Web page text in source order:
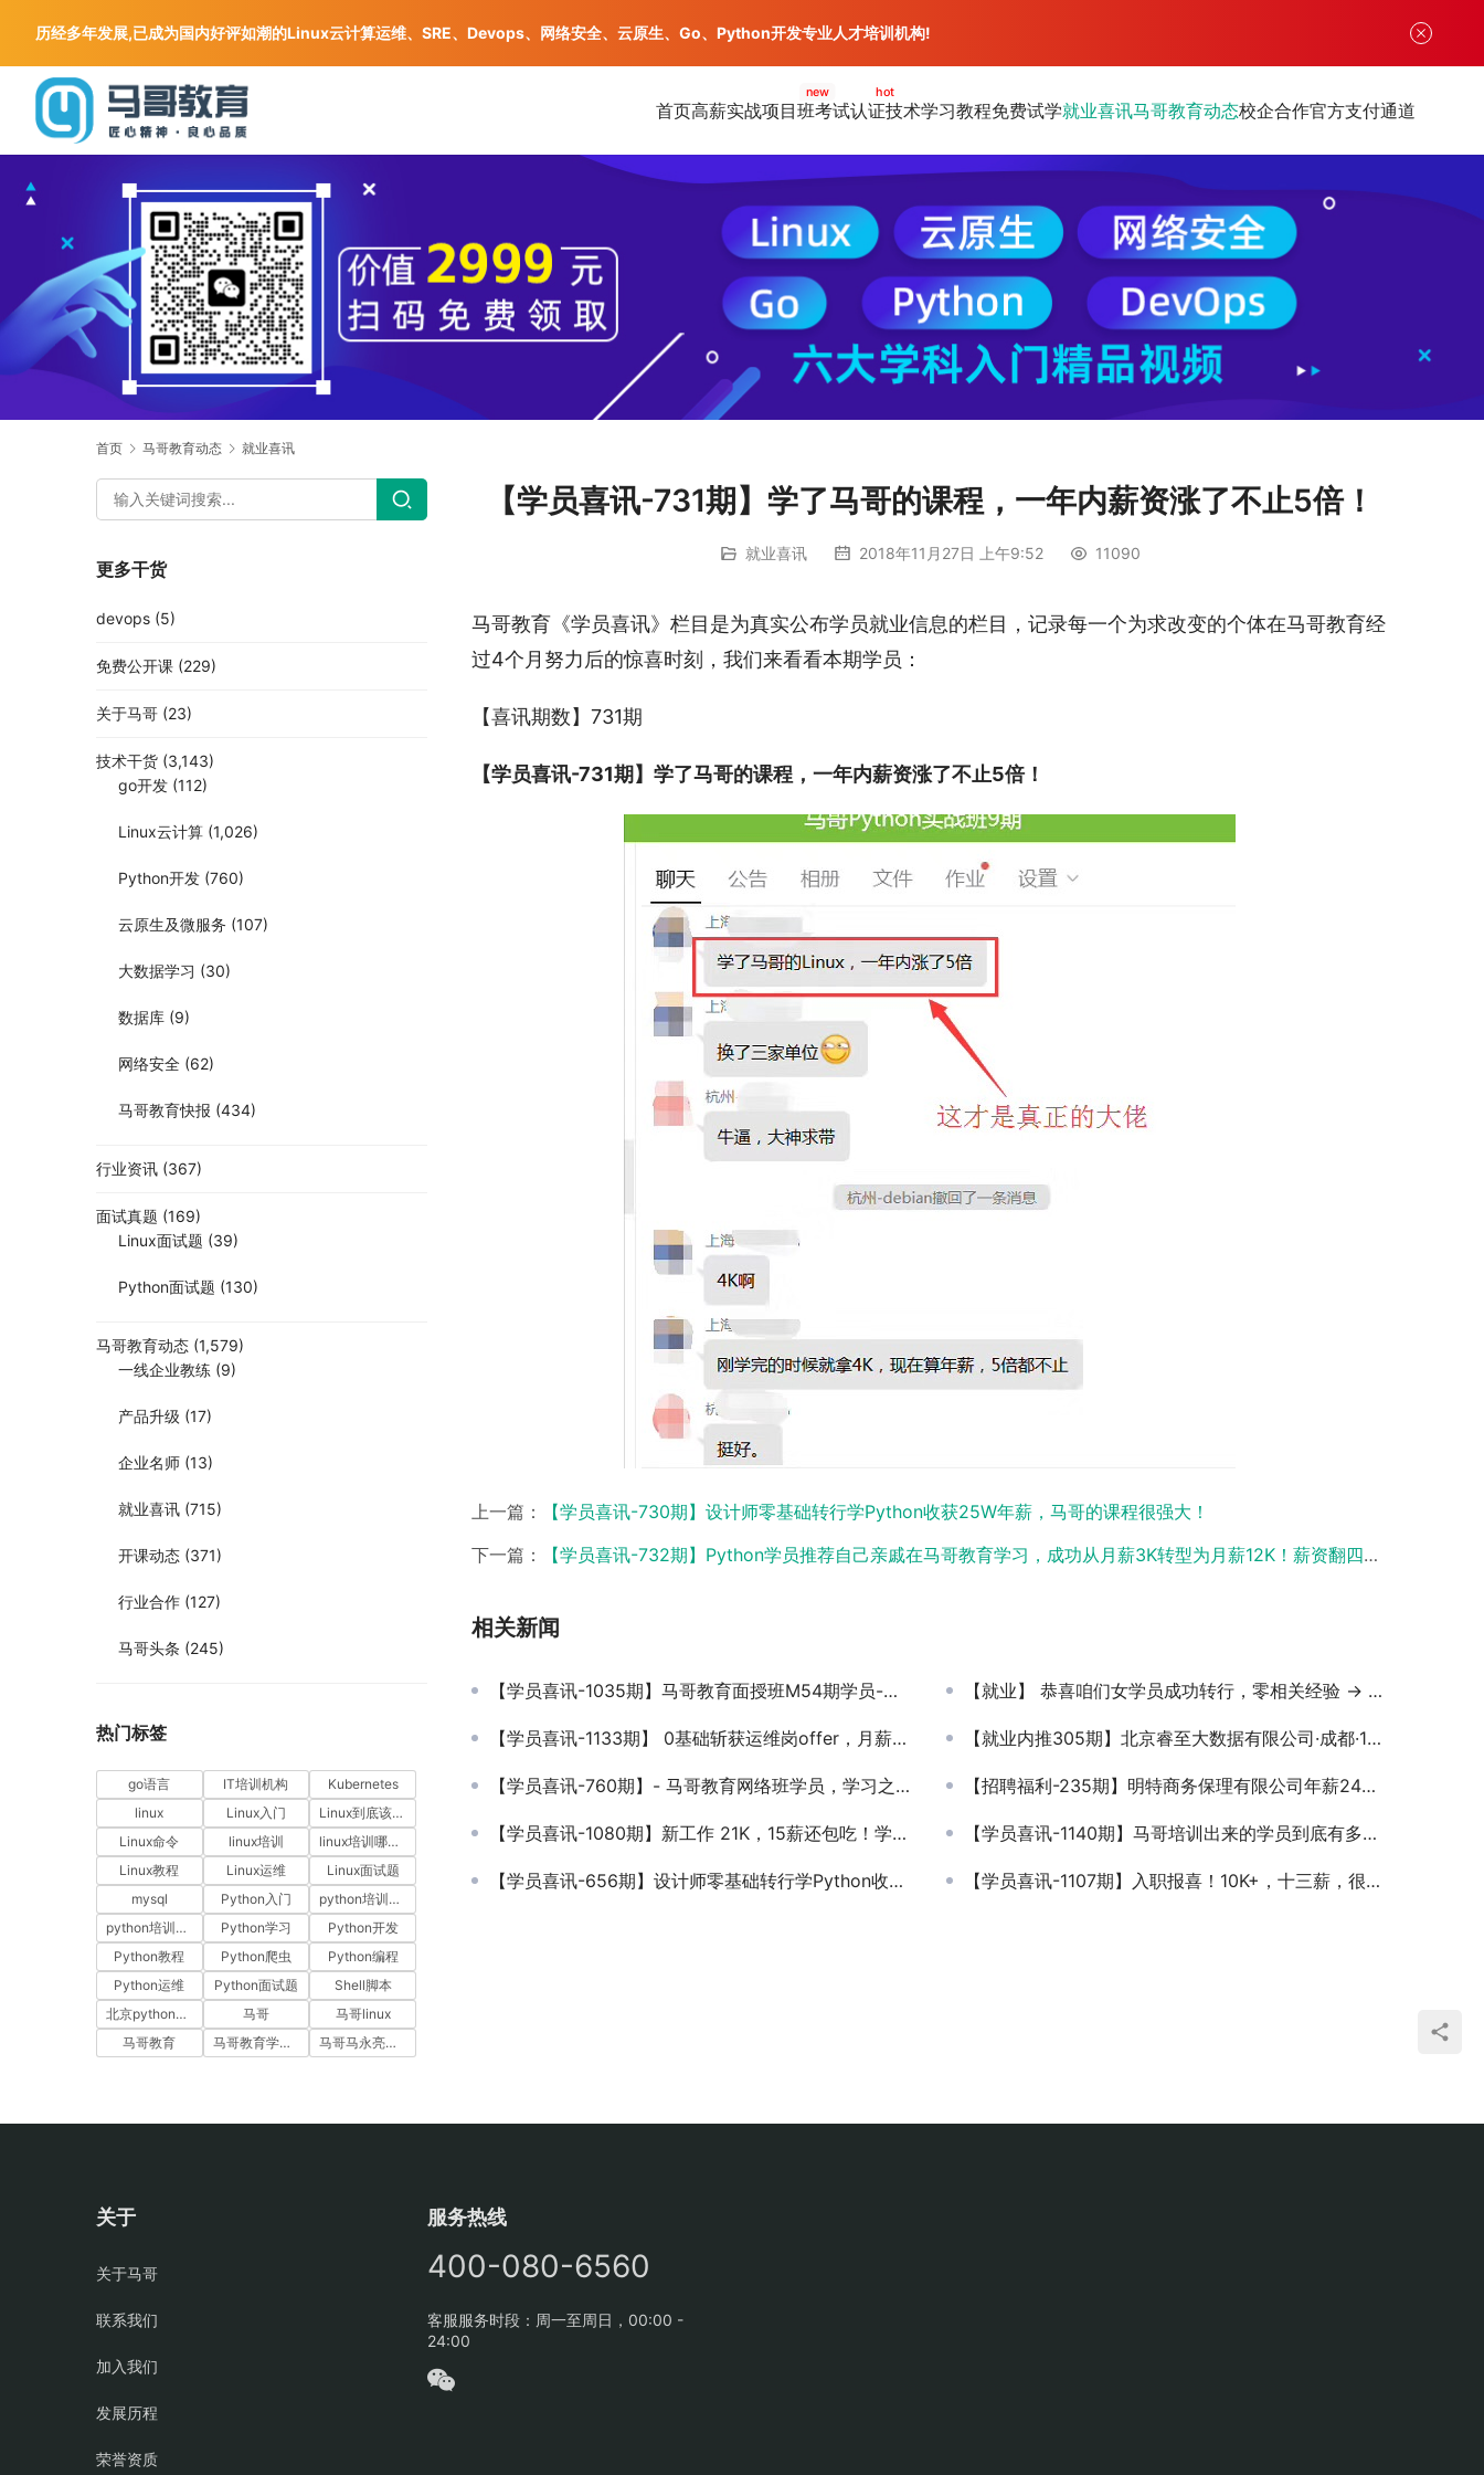
首页高薪实战项目班
new
考试认证
hot
技术学习教程免费试学就业喜讯马哥教育动态校企合作官方支付通道
首页 马哥教育动态 就业喜讯
【学员喜讯-731期】学了马哥的课程，一年内薪资涨了不止5倍！
就业喜讯 2018年11月27日 上午9:52 11090
马哥教育《学员喜讯》栏目是为真实公布学员就业信息的栏目，记录每一个为求改变的个体在马哥教育经
过4个月努力后的惊喜时刻，我们来看看本期学员：
【喜讯期数】731期
【学员喜讯-731期】学了马哥的课程，一年内薪资涨了不止5倍！
上一篇：
【学员喜讯-730期】设计师零基础转行学Python收获25W年薪，马哥的课程很强大！
下一篇：
【学员喜讯-732期】Python学员推荐自己亲戚在马哥教育学习，成功从月薪3K转型为月薪12K！薪资翻四倍！
相关新闻
【学员喜讯-1035期】马哥教育面授班M54期学员-结业后回老家找工作顺利就业啦 【就业】 恭喜咱们女学员成功转行，零相关经验 → 斩获月薪12K+ Offer！方向比努力更重要，再次印证！
【学员喜讯-1133期】 0基础斩获运维岗offer，月薪1W，未来可期！ 【就业内推305期】北京睿至大数据有限公司·成都·12-24k·Python工程师
【学员喜讯-760期】- 马哥教育网络班学员，学习之前6k，学习之后综合13k，只要努力，网络班学完之后同样可以翻倍! 【招聘福利-235期】明特商务保理有限公司年薪24万招聘Linux高级运维工程师
【学员喜讯-1080期】新工作 21K，15薪还包吃！学员再次报喜比之前一年多赚10W 【学员喜讯-1140期】马哥培训出来的学员到底有多优秀呢？能让百度的面试官青睐！
【学员喜讯-656期】设计师零基础转行学Python收获25W年薪 【学员喜讯-1107期】入职报喜！10K+，十三薪，很满意！之前工作和技术不沾边，经过系统学习，找到满意工作！新旅程开启！
更多干货
devops (5)
免费公开课 (229)
关于马哥 (23)
技术干货 (3,143)
go开发 (112)
Linux云计算 (1,026)
Python开发 (760)
云原生及微服务 (107)
大数据学习 (30)
数据库 (9)
网络安全 (62)
马哥教育快报 (434)
行业资讯 (367)
面试真题 (169)
Linux面试题 (39)
Python面试题 (130)
马哥教育动态 (1,579)
一线企业教练 (9)
产品升级 (17)
企业名师 (13)
就业喜讯 (715)
开课动态 (371)
行业合作 (127)
马哥头条 (245)
热门标签
go语言 IT培训机构
Kubernetes
linux
Linux入门
Linux到底该怎样学？
Linux命令
linux培训
linux培训哪家好
Linux教程
Linux运维
Linux面试题
mysql
Python入门
python培训哪家好
python培训排名
Python学习
Python开发
Python教程
Python爬虫
Python编程
Python运维
Python面试题
Shell脚本
北京python培训
马哥
马哥linux
马哥教育
马哥教育学员故事 马哥马永亮，马哥linux讲师，马哥教育ceo
关于
关于马哥
联系我们
加入我们
发展历程
荣誉资质
服务热线
400-080-6560
客服服务时段：周一至周日，00:00 -
24:00
历经多年发展,已成为国内好评如潮的Linux云计算运维、SRE、Devops、网络安全、云原生、Go、Python开发专业人才培训机构!